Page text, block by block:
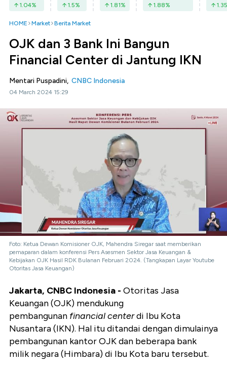
1.04% 1.5% 1.81% 1.88% 1.35
HOME Market Berita Market
OJK dan 3 Bank Ini Bangun
Financial Center di Jantung IKN
Mentari Puspadini, CNBC Indonesia
04 March 2024 15:29
Foto: Ketua Dewan Komisioner OJK, Mahendra Siregar saat memberikan
pemaparan dalam konferensi Pers Asesmen Sektor Jasa Keuangan &
Kebijakan OJK Hasil RDK Bulanan Februari 2024. (Tangkapan Layar Youtube
Otoritas Jasa Keuangan)
Jakarta, CNBC Indonesia - Otoritas Jasa
Keuangan (OJK) mendukung
pembangunan financial centerdi Ibu Kota
Nusantara (IKN). Hal itu ditandai dengan dimulainya
pembangunan kantor OJK dan beberapa bank
milik negara (Himbara) di Ibu Kota baru tersebut.